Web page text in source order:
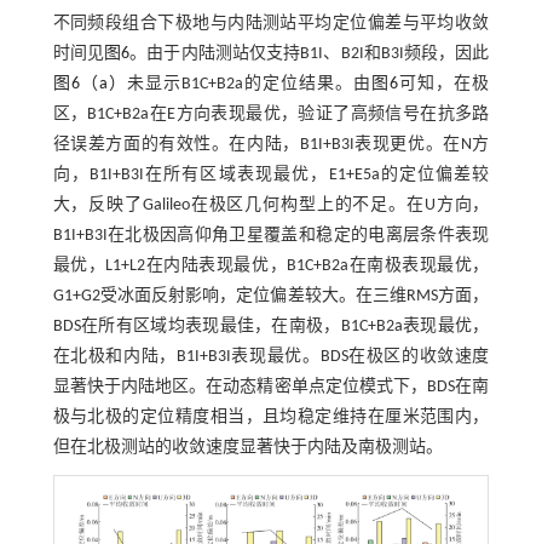
不同频段组合下极地与内陆测站平均定位偏差与平均收敛
时间见图6。由于内陆测站仅支持B1I、B2I和B3I频段，因此
图6（a） 未显示B1C+B2a的定位结果。由 图6 可知，在极
区，B1C+B2a在E方向表现最优，验证了高频信号在抗多路
径误差方面的有效性。在内陆，B1I+B3I表现更优。在N方
向，B1I+B3I在所有区域表现最优，E1+E5a的定位偏差较
大，反映了Galileo在极区几何构型上的不足。在U方向，
B1I+B3I在北极因高仰角卫星覆盖和稳定的电离层条件表现
最优，L1+L2在内陆表现最优，B1C+B2a在南极表现最优，
G1+G2受冰面反射影响，定位偏差较大。在三维RMS方面，
BDS在所有区域均表现最佳，在南极，B1C+B2a表现最优，
在北极和内陆，B1I+B3I表现最优。BDS在极区的收敛速度
显著快于内陆地区。在动态精密单点定位模式下，BDS在南
极与北极的定位精度相当，且均稳定维持在厘米范围内，
但在北极测站的收敛速度显著快于内陆及南极测站。